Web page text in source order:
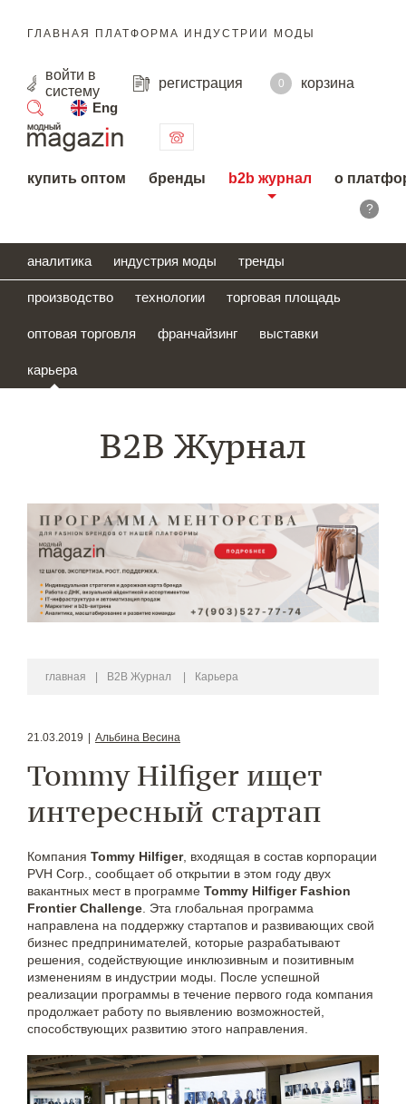
ГЛАВНАЯ ПЛАТФОРМА ИНДУСТРИИ МОДЫ
войти в
систему
регистрация 0
корзина
Eng
поиск
купить оптом бренды b2b журнал о
?
аналитика индустрия моды тренды
производство технологии торговая площадь
оптовая торговля франчайзинг выставки
карьера
B2B Журнал
главная B2B Журнал Карьера
21.03.2019 Альбина Весина
Tommy Hilfiger ищет
интересный стартап
Компания Tommy Hilfiger, входящая в состав корпорации
PVH Corp., сообщает об открытии в этом году двух
вакантных мест в программе Tommy Hilfiger Fashion
Frontier Challenge . Эта глобальная программа
направлена на поддержку стартапов и развивающих свой
бизнес предпринимателей, которые разрабатывают
решения, содействующие инклюзивным и позитивным
изменениям в индустрии моды. После успешной
реализации программы в течение первого года компания
продолжает работу по выявлению возможностей,
способствующих развитию этого направления.